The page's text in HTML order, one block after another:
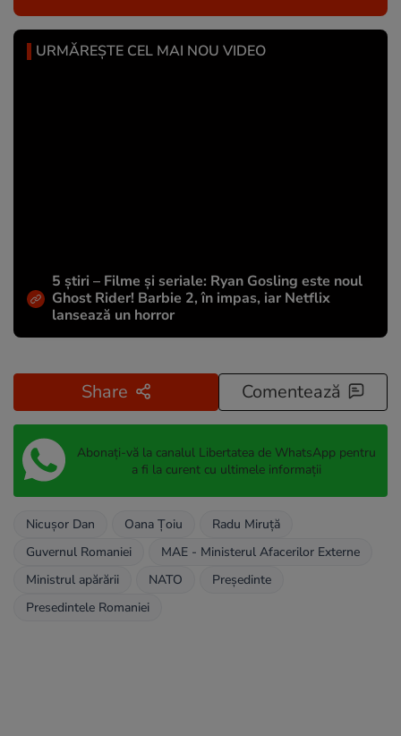
URMĂREȘTE CEL MAI NOU VIDEO
5 știri – Filme și seriale: Ryan Gosling este noul
Ghost Rider! Barbie 2, în impas, iar Netflix
lansează un horror
Share Comentează
Abonați-vă la canalul Libertatea de WhatsApp pentru
a fi la curent cu ultimele informații
Nicușor Dan Oana Țoiu
Radu Miruță
Guvernul Romaniei
MAE - Ministerul Afacerilor Externe
Ministrul apărării
NATO
Președinte
Presedintele Romaniei